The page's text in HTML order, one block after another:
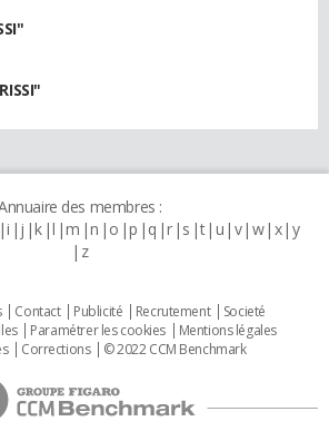
des membres :
i j k l m n o p q r s t u v w x y
z
Contact Publicité Recrutement
Societé
Paramétrer les cookies
Mentions légales
Corrections © 2022 CCM Benchmark